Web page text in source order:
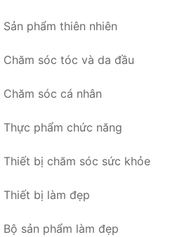
Sản phẩm thiên nhiên
Chăm sóc tóc và da đầu
Chăm sóc cá nhân
Thực phẩm chức năng
Thiết bị chăm sóc sức khỏe
Thiết bị làm đẹp
Bộ sản phẩm làm đẹp